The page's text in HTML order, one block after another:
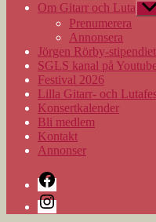
Om Gitarr och Luta
Prenumerera
Annonsera
Jörgen Rörby-stipendiet
SGLS kanal på
Festival 2026
Lilla Gitarr- och
Konsertkalender
Bli medlem
Kontakt
Annonser
Facebook
Instagram